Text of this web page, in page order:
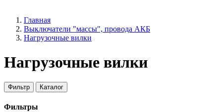
Главная
Выключатели "массы", провода АКБ
Нагрузочные вилки
Нагрузочные вилки
Фильтр Каталог
Фильтры